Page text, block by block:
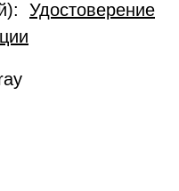
Удостоверение